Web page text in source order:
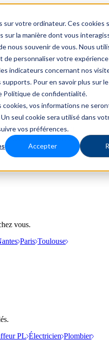
sur votre ordinateur. Ces cookies
sur la manière dont vous
nous souvenir de vous. Nous
de personnaliser votre
indicateurs concernant nos
Pour en savoir plus sur
Politique de confidentialité.
vos informations ne
seul cookie sera utilisé dans
vos préférences.
Accepter
Industrie & Nucléaire
Ingénierie Transport &
vous.
Paris Toulouse
PL Électricien Plombier